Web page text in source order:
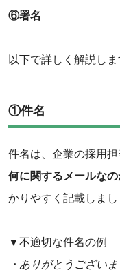
⑥署名
以下で詳しく解説しま
①件名
件名は、企業の採用
何に関するメールなの
かりやすく記載しまし
▼不適切な件名の例
・ありがとうござい